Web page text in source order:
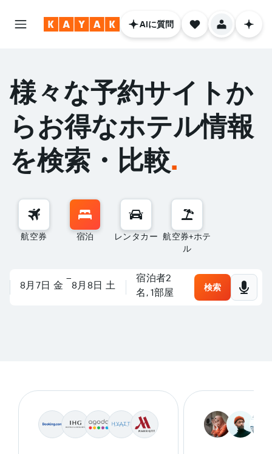
AIに質問
様々な予約サイトか
らお得なホテル情報
を検索・比較.
航空券 宿泊 レンタカー 航空券+ホテ
ル
場所、ホテルを検索、または
目的地をチェックしましょ
旅行を計画しましょう
8月7日 金
–
8月8日 土
宿泊者2
名, 1​部屋
検索